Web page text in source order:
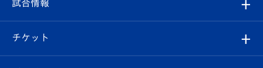
試合情報
クラブ概要
エンブレム紹介
はじめての観戦ガイド
試合情報
試合日程/結果
チケット